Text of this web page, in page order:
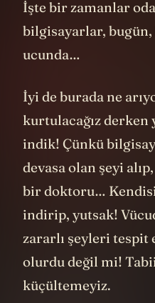
İşte bir zamanlar
bilgisayarlar, bugün,
ucunda…
İyi de burada ne
kurtulacağız derken
indik! Çünkü
devasa olan şeyi
bir doktoru…
indirip, yutsak!
zararlı şeyleri tespit
olurdu değil mi!
küçültemeyiz.